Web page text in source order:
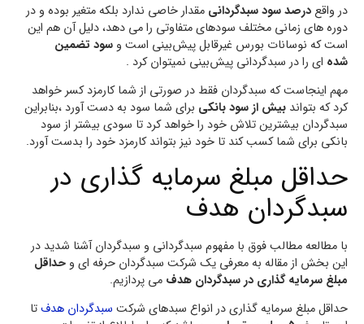
در واقعدرصد سود سبدگردانی مقدار خاصی ندارد بلکه متغیر بوده و در
دوره های زمانی مختلف سودهای متفاوتی را می دهد، دلیل آن هم این
است که نوسانات بورس غیرقابل پیش‌بینی است و سود تضمین
شده ای را در سبدگردانی پیش‌بینی نمیتوان کرد .
مهم اینجاست که سبدگردان فقط در صورتی از شما کارمزد کسر خواهد
کرد که بتواند بیش از سود بانکی برای شما سود به دست آورد ،بنابراین
سبدگردان بیشترین تلاش خود را خواهد کرد تا سودی بیشتر از سود
بانکی برای شما کسب کند تا خود نیز بتواند کارمزد خود را بدست آورد.
حداقل مبلغ سرمایه گذاری در
سبدگردان هدف
با مطالعه مطالب فوق با مفهوم سبدگردانی و سبدگردان آشنا شدید در
این بخش از مقاله به معرفی یک شرکت سبدگردان حرفه ای و حداقل
مبلغ سرمایه گذاری در سبدگردان هدف می پردازیم.
حداقل مبلغ سرمایه گذاری در انواع سبدهای شرکت سبدگردان هدفتا